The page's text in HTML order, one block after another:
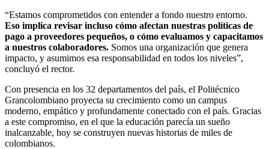
“Estamos comprometidos con entender a fondo nuestro entorno.
Eso implica revisar incluso cómo afectan nuestras políticas de
pago a proveedores pequeños, o cómo evaluamos y capacitamos
a nuestros colaboradores. Somos una organización que genera
impacto, y asumimos esa responsabilidad en todos los niveles”,
concluyó el rector.
Con presencia en los 32 departamentos del país, el Politécnico
Grancolombiano proyecta su crecimiento como un campus
moderno, empático y profundamente conectado con el país. Gracias
a este compromiso, en el que la educación parecía un sueño
inalcanzable, hoy se construyen nuevas historias de miles de
colombianos.